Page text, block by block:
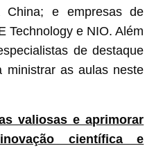
China; e empresas de
Technology e NIO. Além
de destaque
ministrar as aulas neste
valiosas e aprimorar
científica e